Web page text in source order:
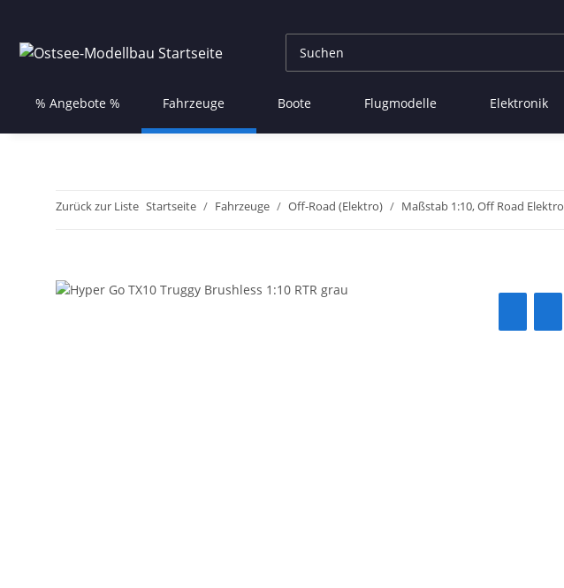
% Angebote % Fahrzeuge Boote Flugmodelle Elektronik
Zurück zur Liste Startseite Fahrzeuge Off-Road (Elektro) Maßstab 1:10, Off Road Elektro